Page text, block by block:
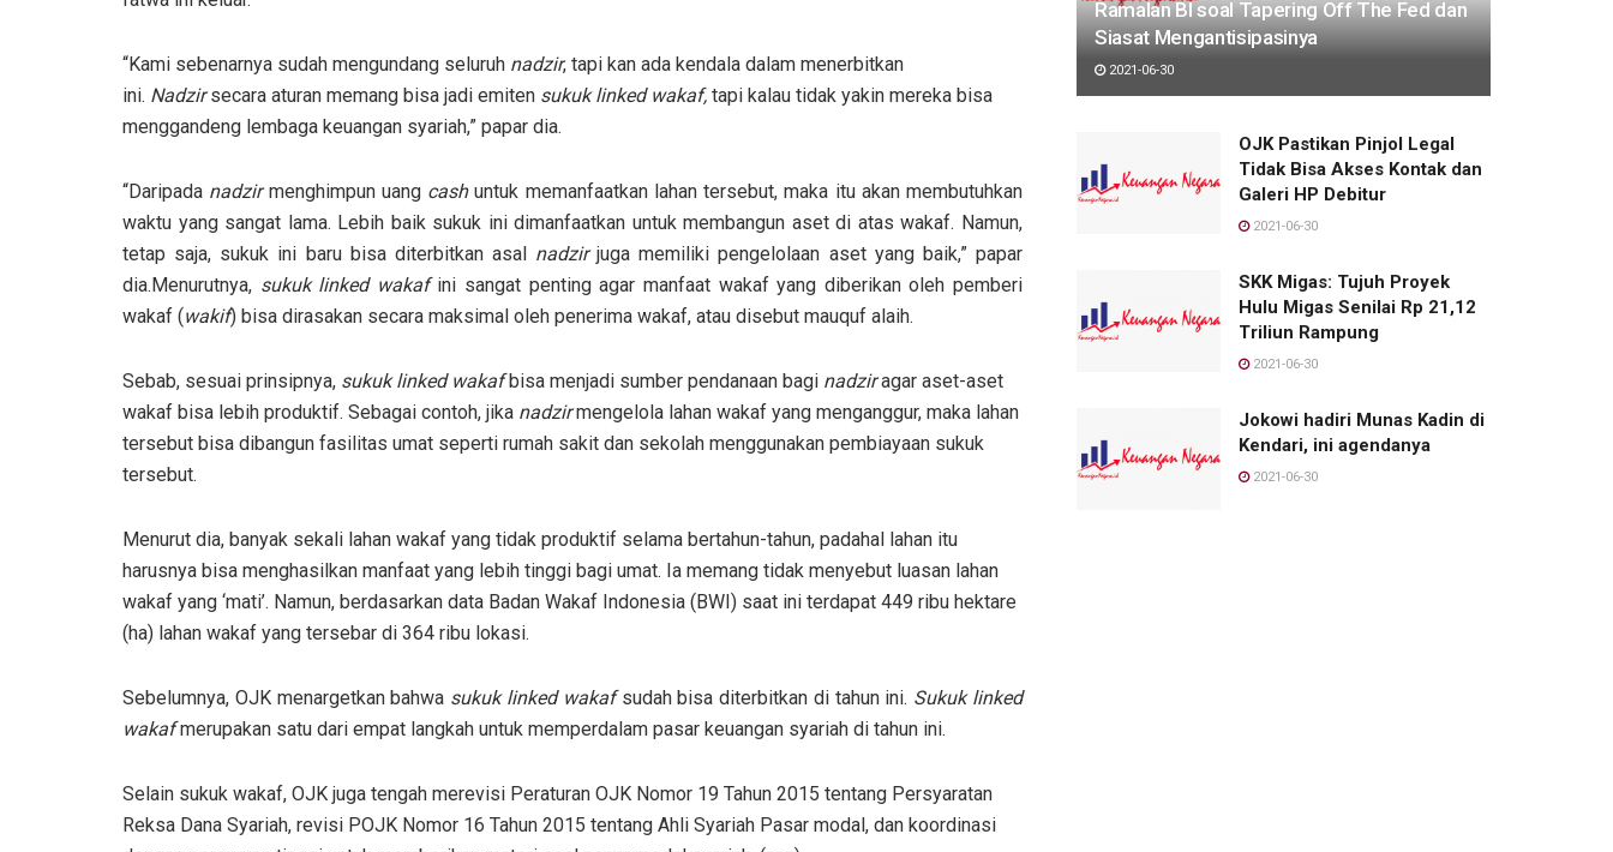
“Kami sebenarnya sudah mengundang seluruh nadzir, tapi kan ada kendala dalam menerbitkan
ini. Nadzirsecara aturan memang bisa jadi emiten sukuk linked wakaf, tapi kalau tidak yakin mereka bisa
menggandeng lembaga keuangan syariah,” papar dia.
“Daripada nadzirmenghimpun uang cashuntuk memanfaatkan lahan tersebut, maka itu akan membutuhkan
waktu yang sangat lama. Lebih baik sukuk ini dimanfaatkan untuk membangun aset di atas wakaf. Namun,
tetap saja, sukuk ini baru bisa diterbitkan asal nadzirjuga memiliki pengelolaan aset yang baik,” papar
dia.Menurutnya, sukuk linked wakafini sangat penting agar manfaat wakaf yang diberikan oleh pemberi
wakaf (wakif) bisa dirasakan secara maksimal oleh penerima wakaf, atau disebut mauquf alaih.
Sebab, sesuai prinsipnya, sukuk linked wakafbisa menjadi sumber pendanaan bagi nadziragar aset-aset
wakaf bisa lebih produktif. Sebagai contoh, jika nadzirmengelola lahan wakaf yang menganggur, maka lahan
tersebut bisa dibangun fasilitas umat seperti rumah sakit dan sekolah menggunakan pembiayaan sukuk
tersebut.
Menurut dia, banyak sekali lahan wakaf yang tidak produktif selama bertahun-tahun, padahal lahan itu
harusnya bisa menghasilkan manfaat yang lebih tinggi bagi umat. Ia memang tidak menyebut luasan lahan
wakaf yang ‘mati’. Namun, berdasarkan data Badan Wakaf Indonesia (BWI) saat ini terdapat 449 ribu hektare
(ha) lahan wakaf yang tersebar di 364 ribu lokasi.
Sebelumnya, OJK menargetkan bahwa sukuk linked wakafsudah bisa diterbitkan di tahun ini. Sukuk linked
wakafmerupakan satu dari empat langkah untuk memperdalam pasar keuangan syariah di tahun ini.
Selain sukuk wakaf, OJK juga tengah merevisi Peraturan OJK Nomor 19 Tahun 2015 tentang Persyaratan
Reksa Dana Syariah, revisi POJK Nomor 16 Tahun 2015 tentang Ahli Syariah Pasar modal, dan koordinasi
Ramalan BI soal Tapering Off The Fed dan
Siasat Mengantisipasinya
2021-06-30
OJK Pastikan Pinjol Legal
Tidak Bisa Akses Kontak dan
Galeri HP Debitur
2021-06-30
SKK Migas: Tujuh Proyek
Hulu Migas Senilai Rp 21,12
Triliun Rampung
2021-06-30
Jokowi hadiri Munas Kadin di
Kendari, ini agendanya
2021-06-30